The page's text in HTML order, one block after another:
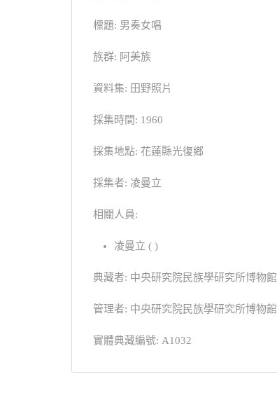
標題: 男奏女唱
族群: 阿美族
資料集: 田野照片
採集時間: 1960
採集地點: 花蓮縣光復鄉
採集者: 凌曼立
相關人員:
凌曼立 ( )
典藏者: 中央研究院民族學研究所博物館
管理者: 中央研究院民族學研究所博物館
實體典藏編號: A1032